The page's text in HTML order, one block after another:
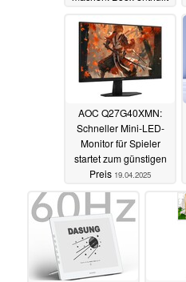
28.04.2025
AOC Q27G40XMN:
Schneller Mini-LED-
Monitor für Spieler
startet zum günstigen
Preis 19.04.2025